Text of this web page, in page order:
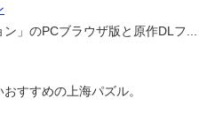
ン」のPCブラウザ版と原作DLフ...
すすめの上海パズル。